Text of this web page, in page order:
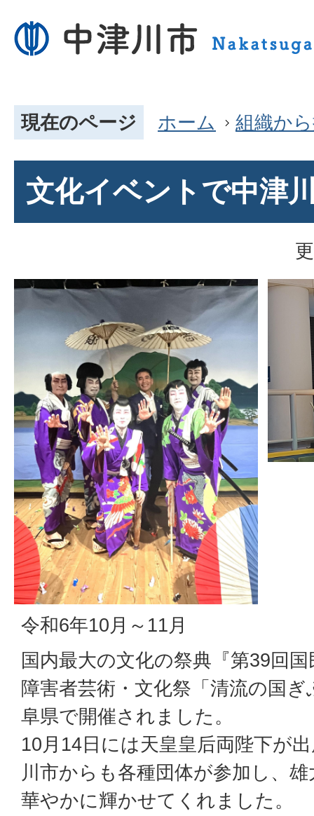
現在のページ ホーム 組織か
文化イベントで中津
令和6年10月～11月
国内最大の文化の祭典『第39回
障害者芸術・文化祭「清流の国
阜県で開催されました。
10月14日には天皇皇后両陛下が
川市からも各種団体が参加し、
華やかに輝かせてくれました。